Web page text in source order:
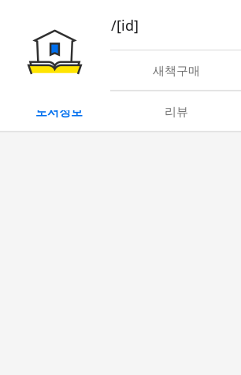
book/rent/[id]
대여 새책구매
도서정보 리뷰